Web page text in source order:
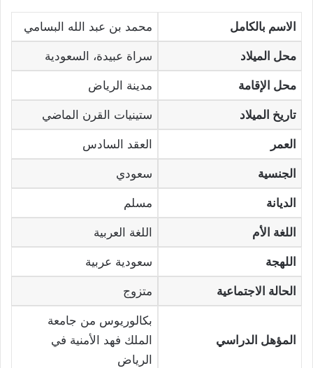
الاسم بالكامل محمد بن عبد الله البسامي
محل الميلاد سراة عبيدة، السعودية
محل الإقامة مدينة الرياض
تاريخ الميلاد ستينيات القرن الماضي
العمر العقد السادس
الجنسية سعودي
الديانة مسلم
اللغة الأم اللغة العربية
اللهجة سعودية عربية
الحالة الاجتماعية متزوج
المؤهل الدراسي
بكالوريوس من جامعة
الملك فهد الأمنية في
الرياض